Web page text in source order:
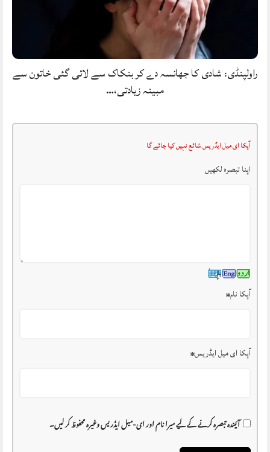
راولپنڈی: شادی کا جھانسہ دے کر بنکاک سے لائی گئی خاتون سے
مبینہ زیادتی،…
آپکا ای میل ایڈریس شائع نہیں کیا جائے گا
اپنا تبصرہ لکھیں
آپکا نام*
آپکا ای میل ایڈریس*
آئیندہ تبصرہ کرنے کے لیے میرا نام اور ای-میل ایڈریس وغیرہ محفوظ کر لیں۔